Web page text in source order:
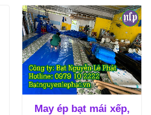
May ép bạt mái xếp,